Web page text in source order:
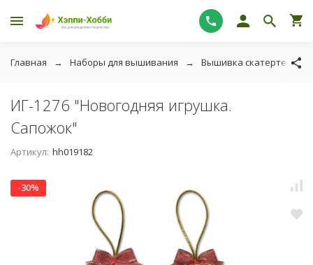
Главная Наборы для вышивания Вышивка скатертей,
ИГ-1276 "Новогодняя игрушка.
Сапожок"
Артикул: hh019182
-30%